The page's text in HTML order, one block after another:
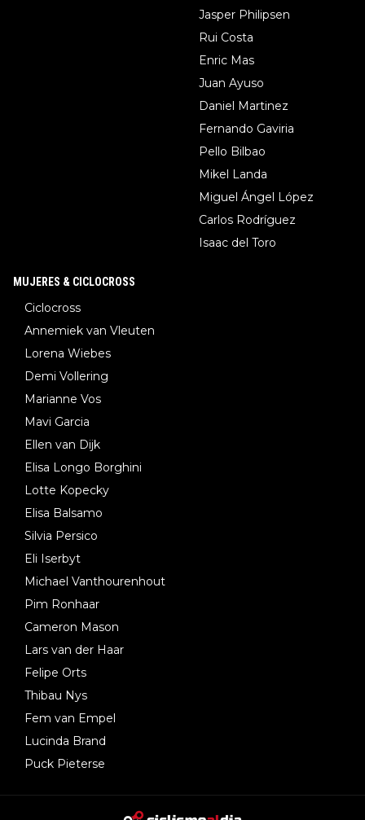
Jasper Philipsen
Rui Costa
Enric Mas
Juan Ayuso
Daniel Martinez
Fernando Gaviria
Pello Bilbao
Mikel Landa
Miguel Ángel López
Carlos Rodríguez
Isaac del Toro
MUJERES & CICLOCROSS
Ciclocross
Annemiek van Vleuten
Lorena Wiebes
Demi Vollering
Marianne Vos
Mavi Garcia
Ellen van Dijk
Elisa Longo Borghini
Lotte Kopecky
Elisa Balsamo
Silvia Persico
Eli Iserbyt
Michael Vanthourenhout
Pim Ronhaar
Cameron Mason
Lars van der Haar
Felipe Orts
Thibau Nys
Fem van Empel
Lucinda Brand
Puck Pieterse